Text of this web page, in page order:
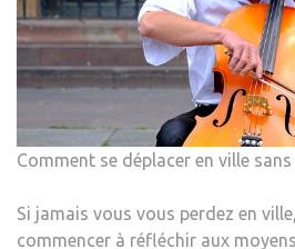
Comment se déplacer en ville
Si jamais vous vous perdez en
commencer à réfléchir aux